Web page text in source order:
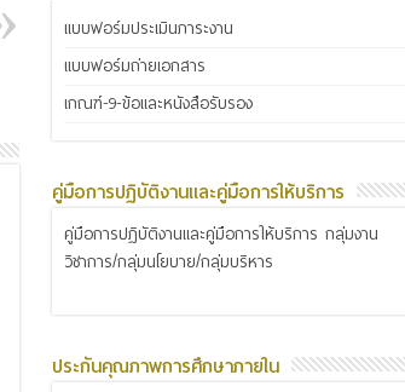
แบบฟอร์มประเมินภาระงาน
แบบฟอร์มถ่ายเอกสาร
เกณฑ์-9-ข้อและหนังสือรับรอง
คู่มือการปฏิบัติงานและคู่มือการให้บริการ
คู่มือการปฏิบัติงานและคู่มือการให้บริการ กลุ่มงาน
วิชาการ/กลุ่มนโยบาย/กลุ่มบริหาร
ประกันคุณภาพการศึกษาภายใน